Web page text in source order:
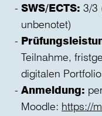
SWS/ECTS: 3/3
unbenotet)
Teilnahme,
digitalen
Anmeldung:
Moodle: https://